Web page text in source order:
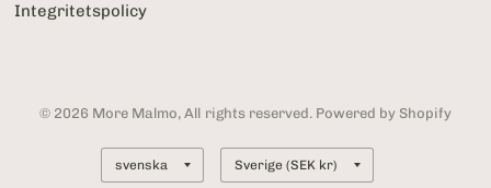
Integritetspolicy
© 2026 More Malmo, All rights reserved. Powered by Shopify
Uppdatera
land
Uppdatera
land